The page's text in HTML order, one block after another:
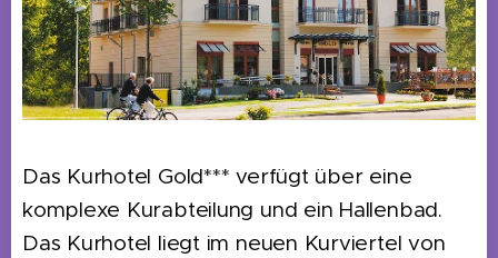
Das Kurhotel Gold*** verfügt über eine
komplexe Kurabteilung und ein Hallenbad.
Das Kurhotel liegt im neuen Kurviertel von